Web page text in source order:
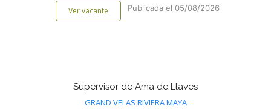
Ver vacante Publicada el 05/08/2026
Supervisor de Ama de Llaves
GRAND VELAS RIVIERA MAYA